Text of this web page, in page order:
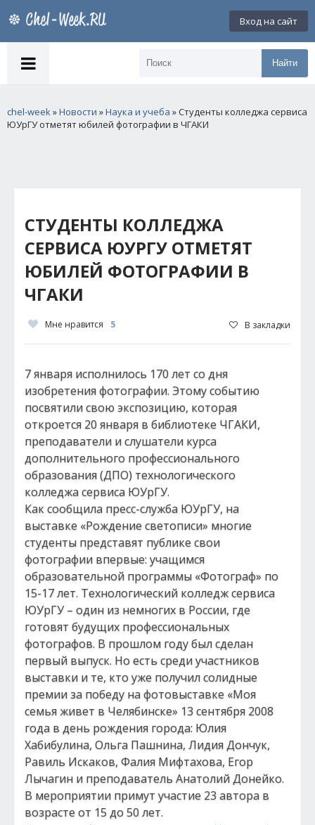
Вход на сайт
Найти
chel-week»Новости »Наука и учеба » Студенты колледжа сервиса
ЮУрГУ отметят юбилей фотографии в ЧГАКИ
СТУДЕНТЫ КОЛЛЕДЖА
СЕРВИСА ЮУРГУ ОТМЕТЯТ
ЮБИЛЕЙ ФОТОГРАФИИ В
ЧГАКИ
Мне нравится 5 В закладки
7 января исполнилось 170 лет со дня
изобретения фотографии. Этому событию
посвятили свою экспозицию, которая
откроется 20 января в библиотеке ЧГАКИ,
преподаватели и слушатели курса
дополнительного профессионального
образования (ДПО) технологического
колледжа сервиса ЮУрГУ.
Как сообщила пресс-служба ЮУрГУ, на
выставке «Рождение светописи» многие
студенты представят публике свои
фотографии впервые: учащимся
образовательной программы «Фотограф» по
15-17 лет. Технологический колледж сервиса
ЮУрГУ – один из немногих в России, где
готовят будущих профессиональных
фотографов. В прошлом году был сделан
первый выпуск. Но есть среди участников
выставки и те, кто уже получил солидные
премии за победу на фотовыставке «Моя
семья живет в Челябинске» 13 сентября 2008
года в день рождения города: Юлия
Хабибулина, Ольга Пашнина, Лидия Дончук,
Равиль Искаков, Фалия Мифтахова, Егор
Лычагин и преподаватель Анатолий Донейко.
В мероприятии примут участие 23 автора в
возрасте от 15 до 50 лет.